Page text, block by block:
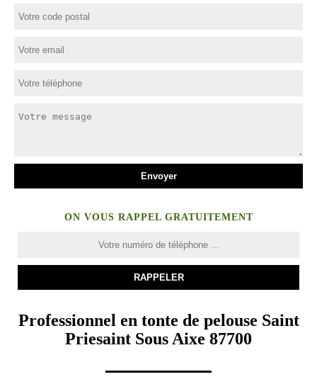
ON VOUS RAPPEL GRATUITEMENT
Professionnel en tonte de pelouse Saint
Priesaint Sous Aixe 87700